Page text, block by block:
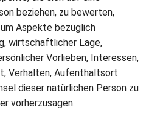
beziehen, zu bewerten,
Aspekte bezüglich
wirtschaftlicher Lage,
Vorlieben, Interessen,
Verhalten, Aufenthaltsort
dieser natürlichen Person zu
vorherzusagen.